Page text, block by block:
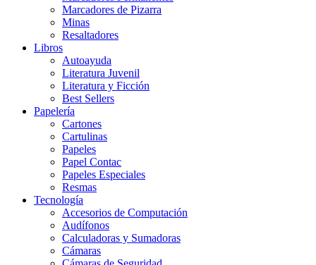
Marcadores de Pizarra
Minas
Resaltadores
Libros
Autoayuda
Literatura Juvenil
Literatura y Ficción
Best Sellers
Papelería
Cartones
Cartulinas
Papeles
Papel Contac
Papeles Especiales
Resmas
Tecnología
Accesorios de Computación
Audífonos
Calculadoras y Sumadoras
Cámaras